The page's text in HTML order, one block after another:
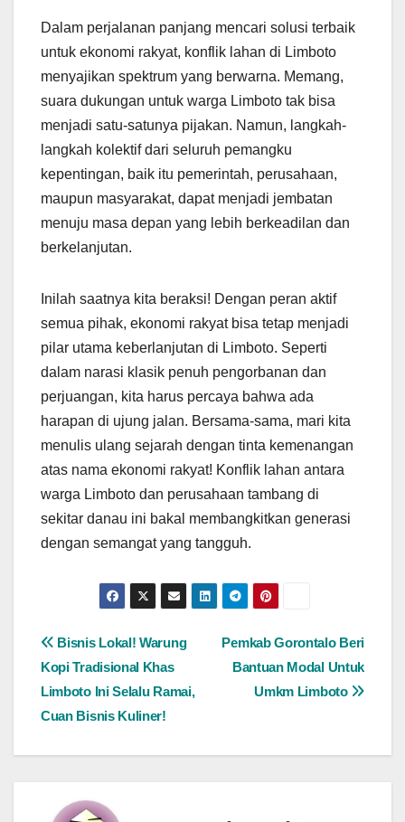
Dalam perjalanan panjang mencari solusi terbaik
untuk ekonomi rakyat, konflik lahan di Limboto
menyajikan spektrum yang berwarna. Memang,
suara dukungan untuk warga Limboto tak bisa
menjadi satu-satunya pijakan. Namun, langkah-
langkah kolektif dari seluruh pemangku
kepentingan, baik itu pemerintah, perusahaan,
maupun masyarakat, dapat menjadi jembatan
menuju masa depan yang lebih berkeadilan dan
berkelanjutan.
Inilah saatnya kita beraksi! Dengan peran aktif
semua pihak, ekonomi rakyat bisa tetap menjadi
pilar utama keberlanjutan di Limboto. Seperti
dalam narasi klasik penuh pengorbanan dan
perjuangan, kita harus percaya bahwa ada
harapan di ujung jalan. Bersama-sama, mari kita
menulis ulang sejarah dengan tinta kemenangan
atas nama ekonomi rakyat! Konflik lahan antara
warga Limboto dan perusahaan tambang di
sekitar danau ini bakal membangkitkan generasi
dengan semangat yang tangguh.
Post
navigation
Pemkab Gorontalo Beri
Bantuan Modal Untuk
Umkm Limboto
Bisnis Lokal! Warung
Kopi Tradisional Khas
Limboto Ini Selalu Ramai,
Cuan Bisnis Kuliner!